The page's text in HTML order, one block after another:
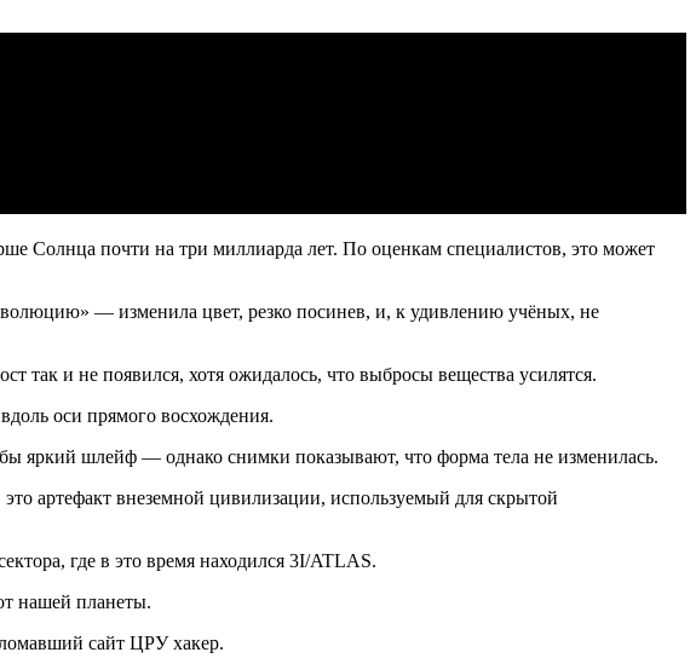
Солнца почти на три миллиарда лет. По оценкам специалистов, это может
— изменила цвет, резко посинев, и, к удивлению учёных, не
так и не появился, хотя ожидалось, что выбросы вещества усилятся.
оси прямого восхождения.
яркий шлейф — однако снимки показывают, что форма тела не изменилась.
артефакт внеземной цивилизации, используемый для скрытой
где в это время находился 3I/ATLAS.
нашей планеты.
сайт ЦРУ хакер.